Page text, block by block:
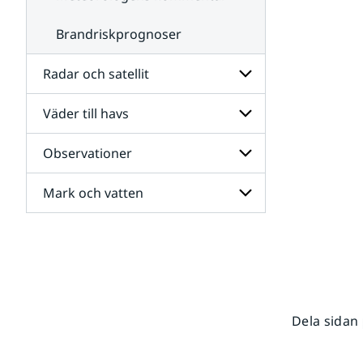
Brandriskprognoser
Radar och satellit
Undersidor
för
Radar
och
satellit
Väder till havs
Undersidor
för
Väder
till
havs
Observationer
Undersidor
för
Mark och vatten
Dela sidan